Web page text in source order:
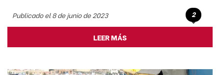
Publicado el 8 de junio de 2023 2
LEER MÁS